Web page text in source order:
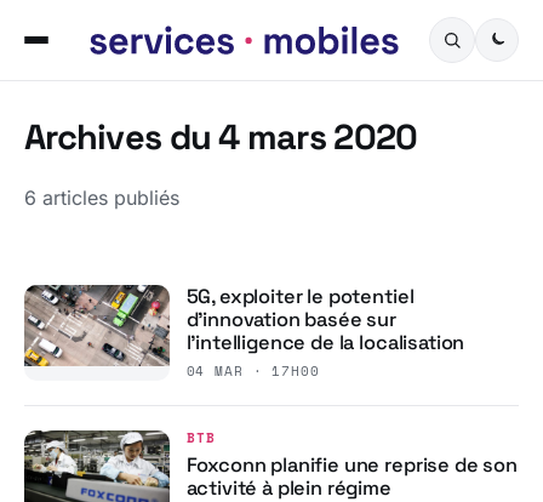
Archives du 4 mars 2020
6 articles publiés
5G, exploiter le potentiel
d’innovation basée sur
l’intelligence de la localisation
04 MAR · 17H00
BTB
Foxconn planifie une reprise de son
activité à plein régime